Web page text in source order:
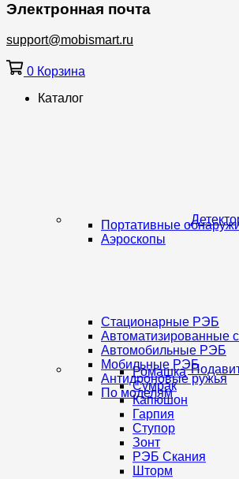
Электронная почта
support@mobismart.ru
0 Корзина
Каталог
Портативные
Аэроскопы
Стационарные РЭБ
Автоматизированные
Автомобильные РЭБ
Мобильные РЭБ
Антидроновые ружья
По моделям
Ромашка
Сумрак
Капюшон
Гарпия
Ступор
Зонт
РЭБ Скания
Шторм